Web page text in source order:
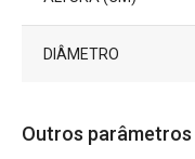
DIÂMETRO
Outros parâmetros